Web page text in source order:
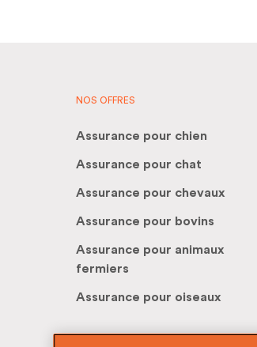
NOS OFFRES
Assurance pour chien
Assurance pour chat
Assurance pour chevaux
Assurance pour bovins
Assurance pour animaux
fermiers
Assurance pour oiseaux